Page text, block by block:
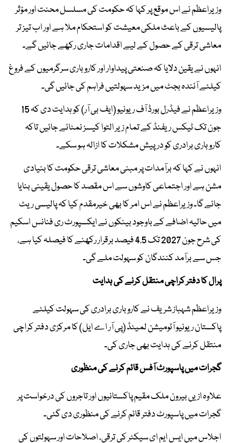
وزیراعظم نے اس موقع پر کہا کہ حکومت کی مسلسل محنت اور مؤثر
پالیسیوں کے باعث ملکی معیشت کو استحکام ملا ہے اور اب تیز تر
معاشی ترقی کے حصول کے لیے اقدامات جاری رکھے جائیں گے۔
انہوں نے یقین دلایا کہ صنعتی پیداوار اور کاروباری سرگرمیوں کے فروغ
کیلئے آئندہ بجٹ میں مزید سہولتیں فراہم کی جائیں گی۔
وزیراعظم نے فیڈرل بورڈ آف ریونیو (ایف بی آر) کو ہدایت دی کہ 15
جون تک ٹیکس ریفنڈ کے تمام زیر التوا کیسز نمٹائے جائیں تاکہ
کاروباری برادری کو درپیش مشکلات کا ازالہ ہو سکے۔
انہوں نے کہا کہ برآمدات پر مبنی معاشی ترقی حکومت کا بنیادی
مشن ہے اور اجتماعی کاوشوں سے اس مقصد کا حصول یقینی بنایا
جائے گا۔ وزیراعظم نے اس امر کا بھی خیرمقدم کیا کہ پالیسی ریٹ
میں حالیہ اضافے کے باوجود بینکوں نے ایکسپورٹ ری فنانس اسکیم
کی شرح جون 2027 تک 4.5 فیصد برقرار رکھنے کا فیصلہ کیا ہے،
جس سے برآمد کنندگان کو سہولت ملے گی۔
پرال کا دفتر کراچی منتقل کرنے کی ہدایت
وزیراعظم شہباز شریف نے کاروباری برادری کی سہولت کیلئے
پاکستان ریونیو آٹومیشن لمیٹڈ (پی آر اے ایل) کا مرکزی دفتر کراچی
منتقل کرنے کی ہدایت بھی جاری کی۔
گجرات میں پاسپورٹ آفس قائم کرنے کی منظوری
علاوہ ازیں بیرون ملک مقیم پاکستانیوں اور تاجروں کی درخواست پر
گجرات میں پاسپورٹ دفتر قائم کرنے کی منظوری دی گئی۔
اجلاس میں ایس ایم ای سیکٹر کی ترقی، اصلاحات اور سہولتوں کی